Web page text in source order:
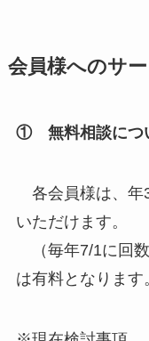
会員様へのサ
① 無料相談につ
各会員様は、年
いただけます。
（毎年7/1に回
は有料となります